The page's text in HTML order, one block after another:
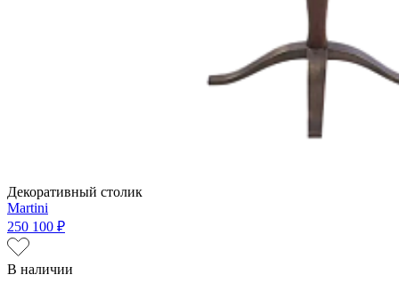
Декоративный столик
Martini
250 100 ₽
В наличии